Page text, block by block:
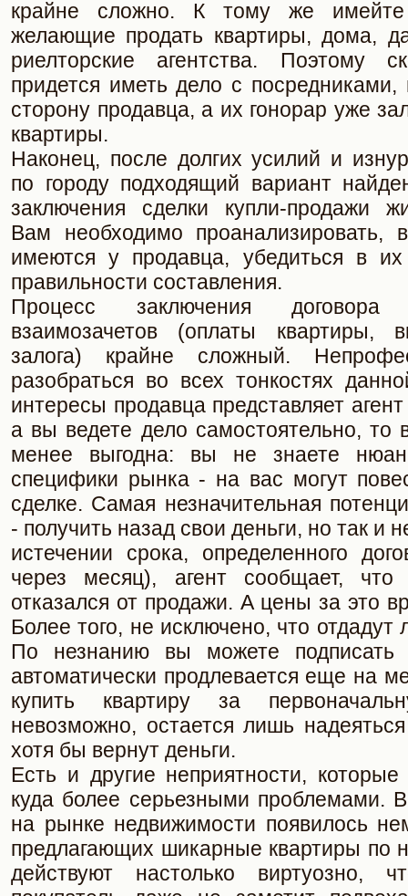
крайне сложно. К тому же
желающие продать квартиры, дома,
риелторские агентства. Поэтому
придется иметь дело с
сторону продавца, а их гонорар уже
квартиры.
Наконец, после долгих усилий и
по городу подходящий вариант
заключения сделки купли-продажи
Вам необходимо проанализировать,
имеются у продавца, убедиться в
правильности составления.
Процесс заключения
взаимозачетов (оплаты квартиры,
залога) крайне сложный.
разобраться во всех тонкостях
интересы продавца представляет
а вы ведете дело самостоятельно,
менее выгодна: вы не знаете
специфики рынка - на вас могут
сделке. Самая незначительная
- получить назад свои деньги, но так и
истечении срока, определенного
через месяц), агент сообщает, что
отказался от продажи. А цены за это
Более того, не исключено, что отдадут
По незнанию вы можете подписать
автоматически продлевается еще на
купить квартиру за
невозможно, остается лишь
хотя бы вернут деньги.
Есть и другие неприятности, которые
куда более серьезными проблемами.
на рынке недвижимости появилось
предлагающих шикарные квартиры по
действуют настолько виртуозно,